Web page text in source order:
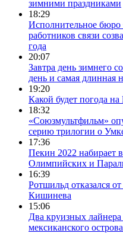
зимними праздниками
18:29
Исполнительное
работников связи
года
20:07
Завтра день зимнего
день и самая длинная
19:20
Какой будет погода на
18:32
«Союзмультфильм»
серию трилогии о
17:36
Пекин 2022 набирает
Олимпийских и
16:39
Ротшильд отказался
Кишинева
15:06
Два круизных
мексиканского